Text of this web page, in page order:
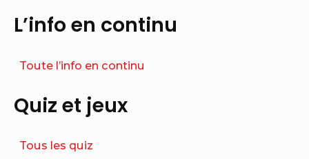
L’info en continu
Toute l’info en continu
Quiz et jeux
Tous les quiz